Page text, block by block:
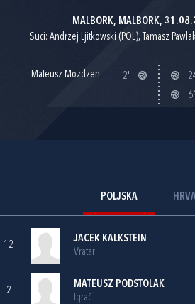
MALBORK, MALBORK,
Suci: Andrzej Ljitkowski (POL), Tamasz
Mateusz Mozdzen 2'
POLJSKA
12
JACEK KALKSTEIN
Vratar
2
MATEUSZ PODSTOLAK
Igrač